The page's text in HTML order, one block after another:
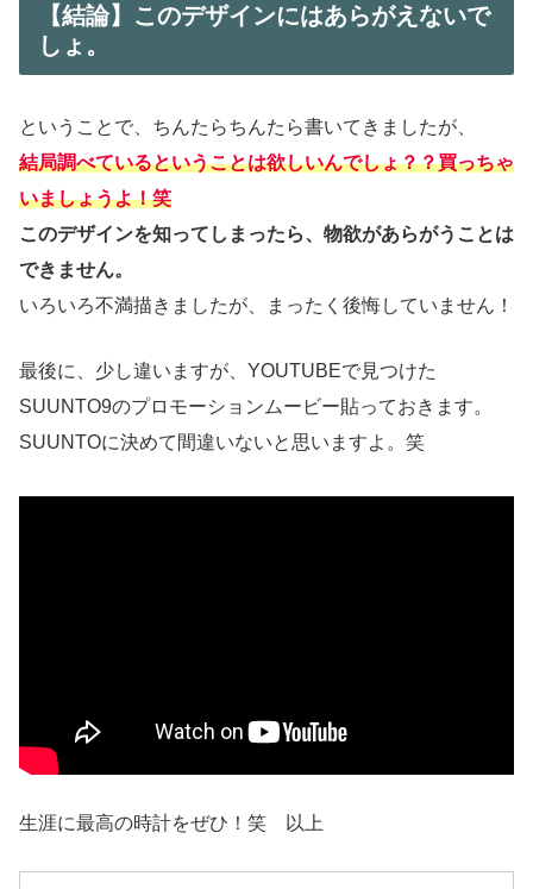
【結論】このデザインにはあらがえないで
しょ。
ということで、ちんたらちんたら書いてきましたが、
結局調べているということは欲しいんでしょ？？買っちゃ
いましょうよ！笑
このデザインを知ってしまったら、物欲があらがうことは
できません。
いろいろ不満描きましたが、まったく後悔していません！
最後に、少し違いますが、YOUTUBEで見つけた
SUUNTO9のプロモーションムービー貼っておきます。
SUUNTOに決めて間違いないと思いますよ。笑
生涯に最高の時計をぜひ！笑 以上